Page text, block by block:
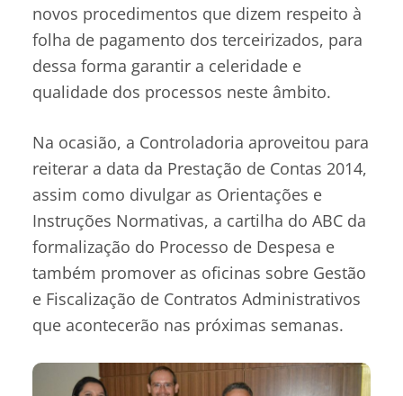
novos procedimentos que dizem respeito à
folha de pagamento dos terceirizados, para
dessa forma garantir a celeridade e
qualidade dos processos neste âmbito.
Na ocasião, a Controladoria aproveitou para
reiterar a data da Prestação de Contas 2014,
assim como divulgar as Orientações e
Instruções Normativas, a cartilha do ABC da
formalização do Processo de Despesa e
também promover as oficinas sobre Gestão
e Fiscalização de Contratos Administrativos
que acontecerão nas próximas semanas.